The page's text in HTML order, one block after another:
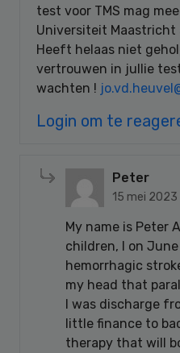
test voor TMS mag
Universiteit Maastricht
Heeft helaas niet
vertrouwen in jullie
wachten !
Login om te
Peter
15 mei 2023
My name is Peter
children, I on
hemorrhagic
my head that
I was discharge
little finance to
therapy that will